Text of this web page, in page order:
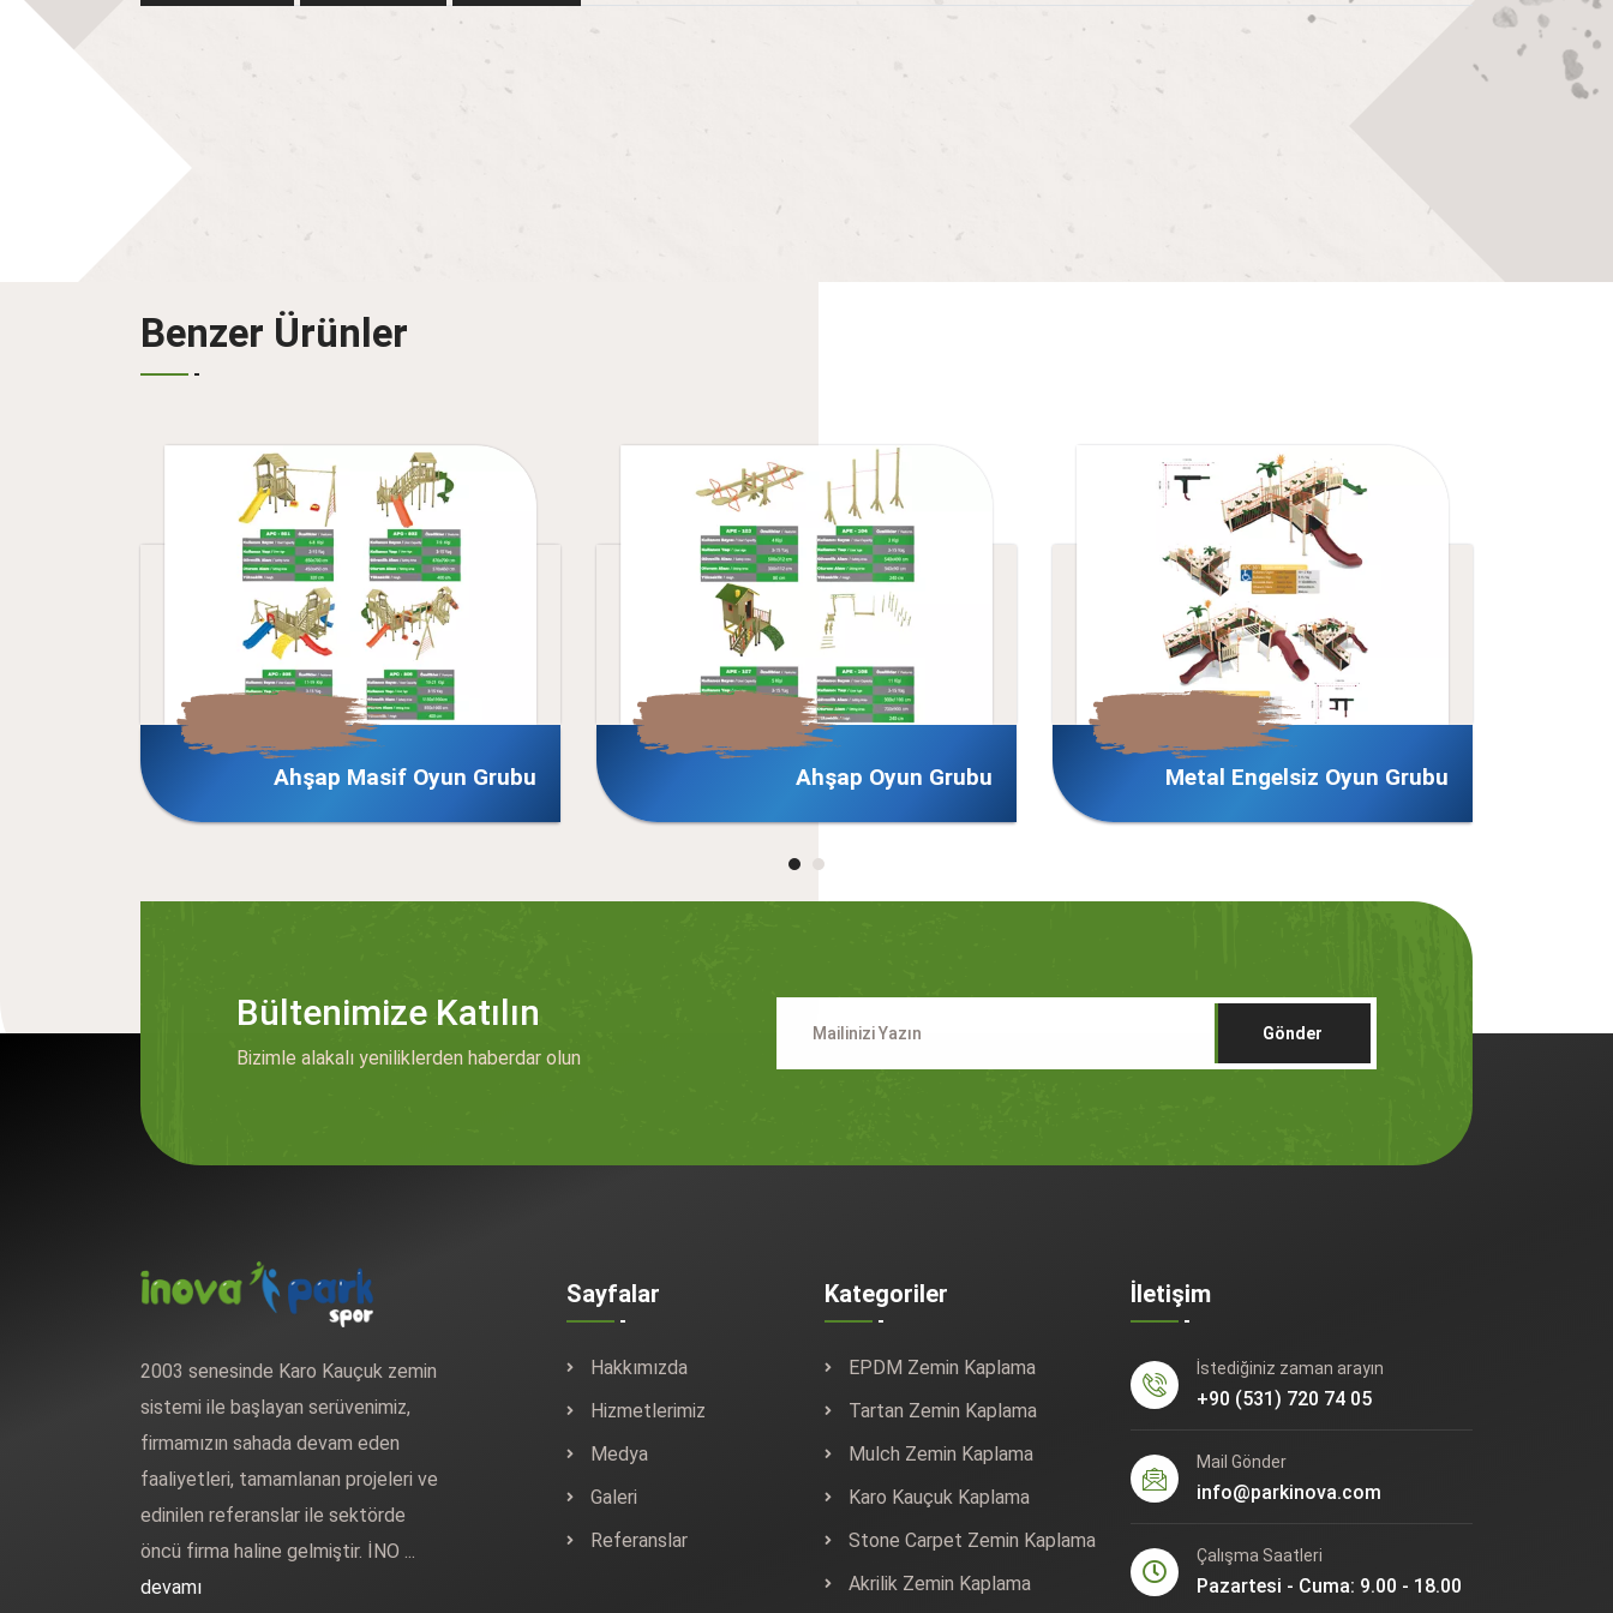
Benzer Ürünler
Masif Oyun Grubu Ahşap Oyun Grubu Metal Engelsiz Oyun Grubu Metal Gemi Serisi
Bültenimize Katılın
Bizimle alakalı yeniliklerden haberdar olun
Gönder
2003 senesinde Karo Kauçuk zemin
sistemi ile başlayan serüvenimiz,
firmamızın sahada devam eden
faaliyetleri, tamamlanan projeleri ve
edinilen referanslar ile sektörde
öncü firma haline gelmiştir. İNO ...
devamı
Sayfalar
Hakkımızda
Hizmetlerimiz
Medya
Galeri
Referanslar
Kategoriler
EPDM Zemin Kaplama
Tartan Zemin Kaplama
Mulch Zemin Kaplama
Karo Kauçuk Kaplama
Stone Carpet Zemin Kaplama
Akrilik Zemin Kaplama
İletişim
İstediğiniz zaman arayın
+90 (531) 720 74 05
Mail Gönder
info@parkinova.com
Çalışma Saatleri
Pazartesi - Cuma: 9.00 - 18.00